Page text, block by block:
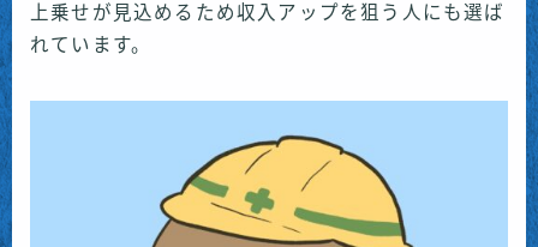
上乗せが見込めるため収入アップを狙う人にも選ば
れています。